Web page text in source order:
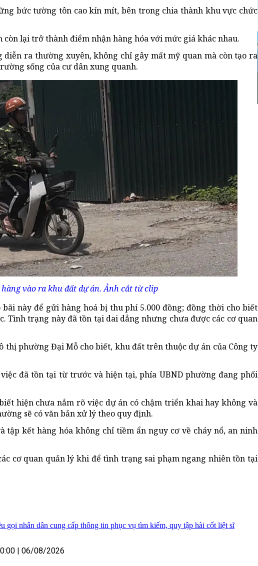
bức tường tôn cao kín mít, bên trong chia thành khu vực chức
lại trở thành điểm nhận hàng hóa với mức giá khác nhau.
ra thường xuyên, không chỉ gây mất mỹ quan mà còn tạo ra
sống của cư dân xung quanh.
vào ra khu đất dự án. Ảnh cắt từ clip
này để gửi hàng hoá bị thu phí 5.000 đồng; đồng thời cho biết
Tình trạng này đã tồn tại dai dẳng nhưng chưa được các cơ quan
thị phường Đại Mỗ cho biết, khu đất trên thuộc dự án của Công ty
đã tồn tại từ trước và hiện tại, phía UBND phường đang phối
hiện chưa nắm rõ việc dự án có chậm triển khai hay không và
sẽ có văn bản xử lý theo quy định.
kết hàng hóa không chỉ tiềm ẩn nguy cơ về cháy nổ, an ninh
cơ quan quản lý khi để tình trạng sai phạm ngang nhiên tồn tại
gọi nhân dân cung cấp thông tin phục vụ tìm kiếm, quy tập hài cốt liệt sĩ
06/08/2026